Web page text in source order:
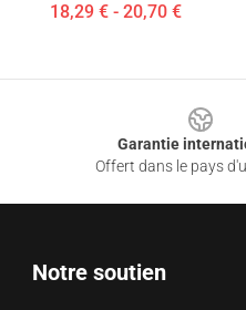
18,29 € - 20,70 €
Garantie
Offert dans le pays
Notre soutien